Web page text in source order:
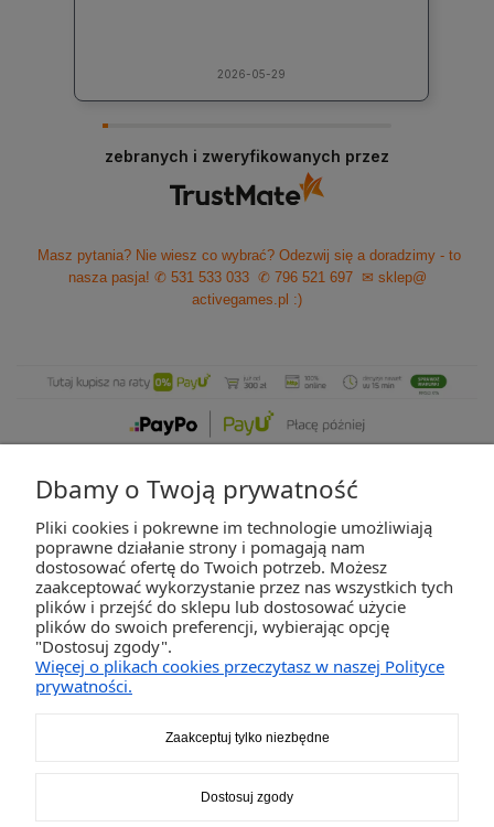
2026-05-29
zebranych i zweryfikowanych przez
Masz pytania? Nie wiesz co wybrać? Odezwij się a doradzimy - to
nasza pasja! ✆ 531 533 033 ✆ 796 521 697
✉ sklep@
activegames.pl :)
ZAKUPY
POMOC
2K-Invest Sp. j. Ul. Św. Wojciecha 60, 41-922 Radzionków, śląskie NIP: 645-241-94-
Dbamy o Twoją prywatność
Pliki cookies i pokrewne im technologie umożliwiają
poprawne działanie strony i pomagają nam
dostosować ofertę do Twoich potrzeb. Możesz
zaakceptować wykorzystanie przez nas wszystkich tych
plików i przejść do sklepu lub dostosować użycie
plików do swoich preferencji, wybierając opcję
"Dostosuj zgody".
Więcej o plikach cookies przeczytasz w naszej Polityce
prywatności.
Zaakceptuj tylko niezbędne
Dostosuj zgody